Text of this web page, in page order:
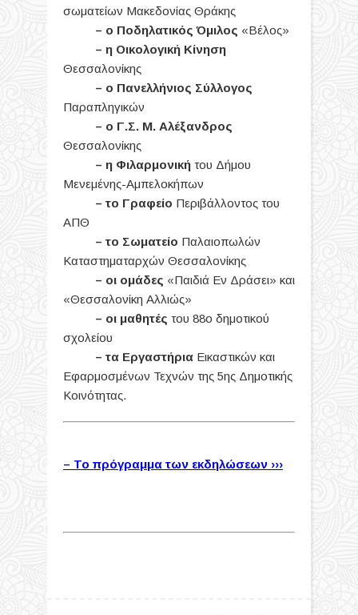
σωματείων Μακεδονίας Θράκης
– ο Ποδηλατικός Όμιλος «Βέλος»
– η Οικολογική Κίνηση
Θεσσαλονίκης
– ο Πανελλήνιος Σύλλογος
Παραπληγικών
– ο Γ.Σ. Μ. Αλέξανδρος
Θεσσαλονίκης
– η Φιλαρμονική του Δήμου
Μενεμένης-Αμπελοκήπων
– το Γραφείο Περιβάλλοντος του
ΑΠΘ
– το Σωματείο Παλαιοπωλών
Καταστηματαρχών Θεσσαλονίκης
– οι ομάδες «Παιδιά Εν Δράσει» και
«Θεσσαλονίκη Αλλιώς»
– οι μαθητές του 88ο δημοτικού
σχολείου
– τα Εργαστήρια Εικαστικών και
Εφαρμοσμένων Τεχνών της 5ης Δημοτικής
Κοινότητας.
– Το πρόγραμμα των εκδηλώσεων ›››